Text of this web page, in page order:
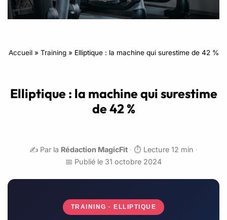
Accueil» Training» Elliptique : la machine qui surestime de 42 %
Elliptique : la machine qui surestime
de 42 %
✍️ Par la Rédaction MagicFit · ⏱️ Lecture 12 min ·
📅 Publié le 31 octobre 2024
TRAINING · ELLIPTIQUE